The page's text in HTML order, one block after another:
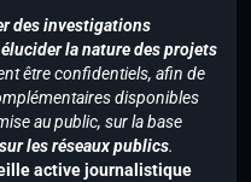
des investigations
la nature des projets
être confidentiels, afin de
disponibles
au public, sur la base
les réseaux publics.
active journalistique